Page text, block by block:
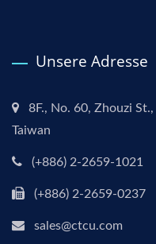
Unsere Adresse
8F., No. 60, Zhouzi
Taiwan
(+886) 2-2659-1021
(+886) 2-2659-0237
sales@ctcu.com